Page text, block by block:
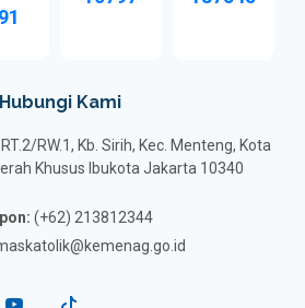
Hubungi Kami
RW.1, Kb. Sirih, Kec. Menteng, Kota
Khusus Ibukota Jakarta 10340
(+62) 213812344